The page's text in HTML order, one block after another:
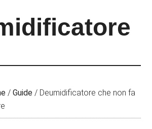
/ Guide / Deumidificatore che non fa